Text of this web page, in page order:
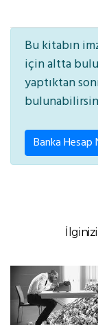
Bu kitabın
için altta
yaptıktan
Banka Hesap